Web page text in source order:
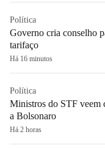
Política
Governo cria conselho
tarifaço
Há 16 minutos
Política
Ministros do STF veem
a Bolsonaro
Há 2 horas